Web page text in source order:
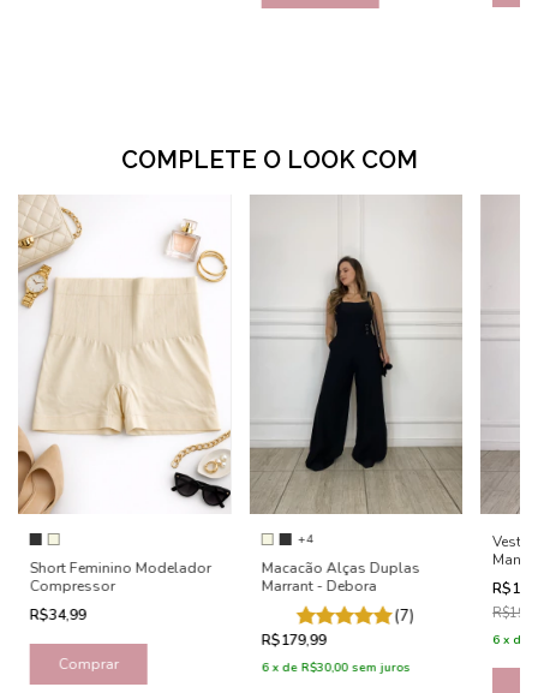
COMPLETE O LOOK COM
Short Feminino Modelador
Compressor
R$34,99
Comprar
+4
Macacão Alças Duplas
Marrant - Debora
(7)
R$179,99
6 x de R$30,00 sem juros
6 x de